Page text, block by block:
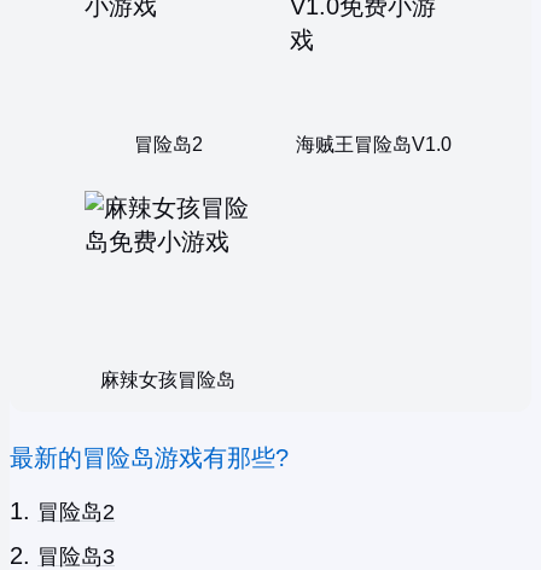
冒险岛2 海贼王冒险岛V1.0
麻辣女孩冒险岛
最新的冒险岛游戏有那些?
冒险岛2
冒险岛3